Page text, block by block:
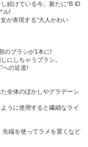
続けている今、新たに“B ID
ル!
が表現する“大人かわい
のブラシが1本に!
にしちゃうブラシ。
への近道!
全体のぼかしやグラデーシ
うに使用すると繊細なライ
端を使ってラメを置くなど